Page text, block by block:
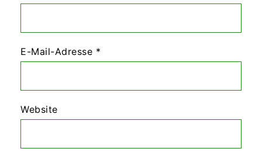
E-Mail-Adresse *
Website